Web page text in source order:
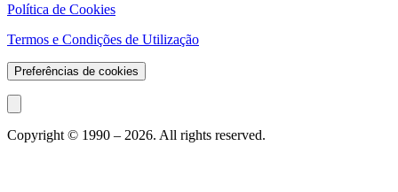
Política de Cookies
Termos e Condições de Utilização
Preferências de cookies
Copyright © 1990 – 2026. All rights reserved.